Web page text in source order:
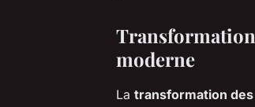
moderne
La transformation